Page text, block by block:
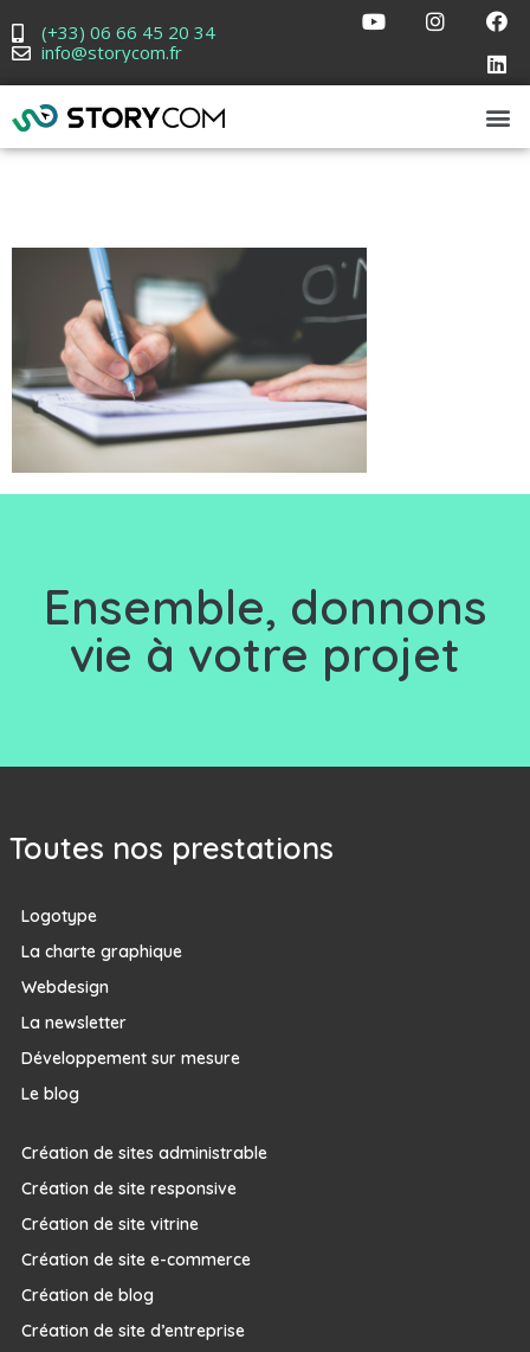
(+33) 06 66 45 20 34
info@storycom.fr
Ensemble, donnons
vie à votre projet
Toutes nos prestations
Logotype
La charte graphique
Webdesign
La newsletter
Développement sur mesure
Le blog
Création de sites administrable
Création de site responsive
Création de site vitrine
Création de site e-commerce
Création de blog
Création de site d’entreprise